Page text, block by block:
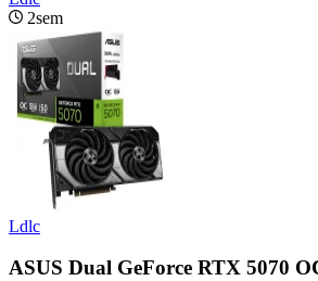
2sem
Ldlc
ASUS Dual GeForce RTX 5070